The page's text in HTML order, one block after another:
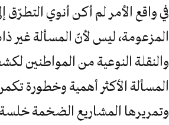
في واقع الأمر لم أكن أنوي
المزعومة، ليس لأنّ المسألة غير
والنقلة النوعية من المواطنين
المسألة الأكثر أهمية وخطورة
وتمريرها المشاريع الضخمة خلسة